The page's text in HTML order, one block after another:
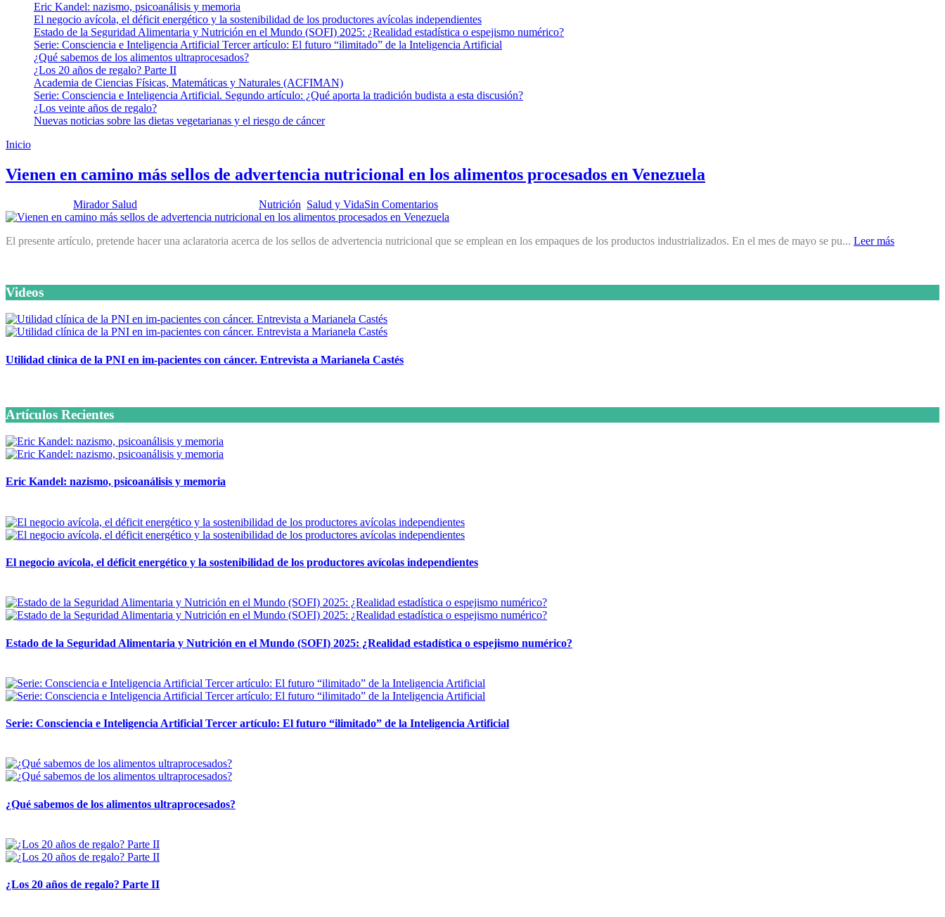
Eric Kandel: nazismo, psicoanálisis y memoria
El negocio avícola, el déficit energético y la sostenibilidad de los productores avícolas independientes
Estado de la Seguridad Alimentaria y Nutrición en el Mundo (SOFI) 2025: ¿Realidad estadística o espejismo numérico?
Serie: Consciencia e Inteligencia Artificial Tercer artículo: El futuro “ilimitado” de la Inteligencia Artificial
¿Qué sabemos de los alimentos ultraprocesados?
¿Los 20 años de regalo? Parte II
Academia de Ciencias Físicas, Matemáticas y Naturales (ACFIMAN)
Serie: Consciencia e Inteligencia Artificial. Segundo artículo: ¿Qué aporta la tradición budista a esta discusión?
¿Los veinte años de regalo?
Nuevas noticias sobre las dietas vegetarianas y el riesgo de cáncer
Inicio
Vienen en camino más sellos de advertencia nutricional en los alimentos procesados en Venezuela
Mirador Salud Nutrición Salud y VidaSin Comentarios
El presente artículo, pretende hacer una aclaratoria acerca de los sellos de advertencia nutricional que se emplean en los empaques de los productos industrializados. En el mes de mayo se pu... Leer más
Videos
Utilidad clínica de la PNI en im-pacientes con cáncer. Entrevista a Marianela Castés
Artículos Recientes
Eric Kandel: nazismo, psicoanálisis y memoria
El negocio avícola, el déficit energético y la sostenibilidad de los productores avícolas independientes
Estado de la Seguridad Alimentaria y Nutrición en el Mundo (SOFI) 2025: ¿Realidad estadística o espejismo numérico?
Serie: Consciencia e Inteligencia Artificial Tercer artículo: El futuro “ilimitado” de la Inteligencia Artificial
¿Qué sabemos de los alimentos ultraprocesados?
¿Los 20 años de regalo? Parte II